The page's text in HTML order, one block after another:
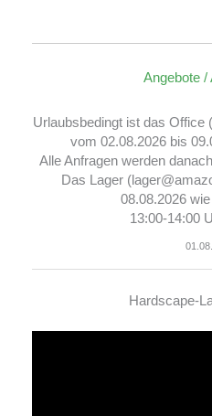
Angebote /
Urlaubsbedingt ist das Office
vom 02.08.2026 bis
Alle Anfragen werden
Das Lager
08.08.2026
13:00-14:00
Hardscape-